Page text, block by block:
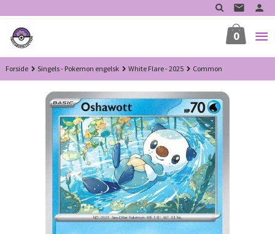
til
innholdet
0
Forside Singels - Pokemon engelsk White Flare - 2025 Common